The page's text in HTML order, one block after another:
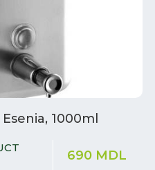
1000ml
690 MDL